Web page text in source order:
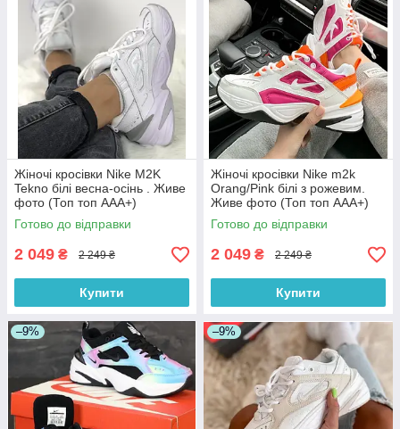
Жіночі кросівки Nike M2K
Tekno білі весна-осінь . Живе
фото (Топ топ ААА+)
Готово до відправки
2 049 ₴ 2 249 ₴
Купити
Жіночі кросівки Nike m2k
Orang/Pink білі з рожевим.
Живе фото (Топ топ ААА+)
Готово до відправки
2 049 ₴ 2 249 ₴
Купити
–9% –9%